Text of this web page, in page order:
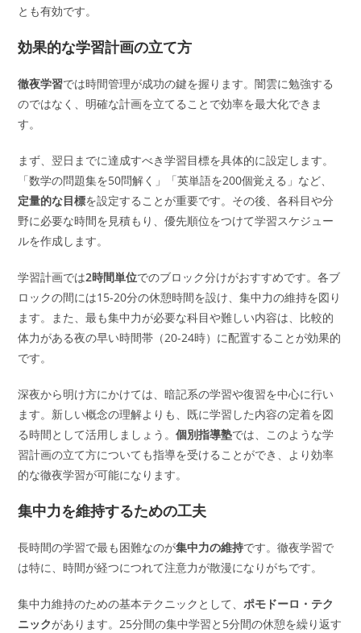
とも有効です。
効果的な学習計画の立て方
徹夜学習では時間管理が成功の鍵を握ります。闇雲に勉強する
のではなく、明確な計画を立てることで効率を最大化できま
す。
まず、翌日までに達成すべき学習目標を具体的に設定します。
「数学の問題集を50問解く」「英単語を200個覚える」など、
定量的な目標を設定することが重要です。その後、各科目や分
野に必要な時間を見積もり、優先順位をつけて学習スケジュー
ルを作成します。
学習計画では2時間単位でのブロック分けがおすすめです。各ブ
ロックの間には15-20分の休憩時間を設け、集中力の維持を図り
ます。また、最も集中力が必要な科目や難しい内容は、比較的
体力がある夜の早い時間帯（20-24時）に配置することが効果的
です。
深夜から明け方にかけては、暗記系の学習や復習を中心に行い
ます。新しい概念の理解よりも、既に学習した内容の定着を図
る時間として活用しましょう。個別指導塾では、このような学
習計画の立て方についても指導を受けることができ、より効率
的な徹夜学習が可能になります。
集中力を維持するための工夫
長時間の学習で最も困難なのが集中力の維持です。徹夜学習で
は特に、時間が経つにつれて注意力が散漫になりがちです。
集中力維持のための基本テクニックとして、ポモドーロ・テク
ニックがあります。25分間の集中学習と5分間の休憩を繰り返す